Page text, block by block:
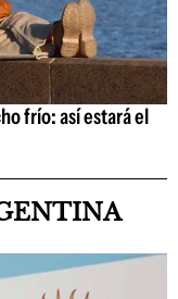
frío: así estará el